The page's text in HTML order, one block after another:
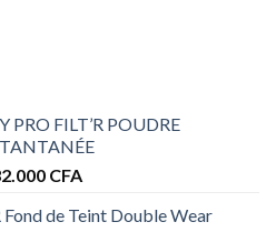
PRO FILT’R POUDRE
CFAPlage
prix :
Fond de Teint Double Wear